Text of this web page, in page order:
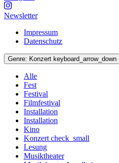
Newsletter
Impressum
Datenschutz
Genre: Konzert keyboard_arrow_down
Alle
Fest
Festival
Filmfestival
Installation
Installation
Kino
Konzert check_small
Lesung
Musiktheater